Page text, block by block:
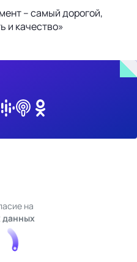
– самый дорогой,
и качество»
на
данных